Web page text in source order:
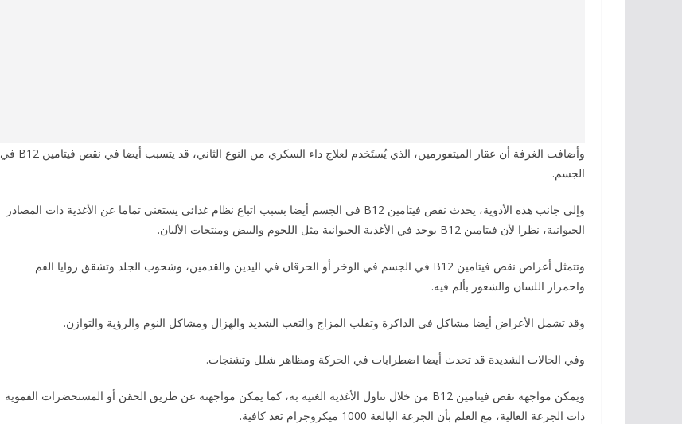
‫وأضافت الغرفة أن عقار الميتفورمين، الذي يُستَخدم لعلاج داء السكري من ‫النوع الثاني، قد يتسبب أيضا في نقص فيتامين B12 في
الجسم.
‫وإلى جانب هذه الأدوية، يحدث نقص فيتامين B12 في الجسم أيضا بسبب اتباع ‫نظام غذائي يستغني تماما عن الأغذية ذات المصادر
الحيوانية، ‫نظرا لأن فيتامين B12 يوجد في الأغذية الحيوانية مثل اللحوم والبيض ‫ومنتجات الألبان.
‫وتتمثل أعراض نقص فيتامين B12 في الجسم في الوخز أو الحرقان في اليدين ‫والقدمين، وشحوب الجلد وتشقق زوايا الفم
واحمرار اللسان والشعور بألم ‫فيه.
وقد تشمل الأعراض أيضا مشاكل في الذاكرة وتقلب المزاج والتعب الشديد ‫والهزال ومشاكل النوم والرؤية والتوازن.
‫وفي الحالات الشديدة قد تحدث أيضا اضطرابات في الحركة ومظاهر شلل ‫وتشنجات.
‫ويمكن مواجهة نقص فيتامين B12 من خلال تناول الأغذية الغنية به، كما ‫يمكن مواجهته عن طريق الحقن أو المستحضرات الفموية
ذات الجرعة العالية، ‫مع العلم بأن الجرعة البالغة 1000 ميكروجرام تعد كافية.